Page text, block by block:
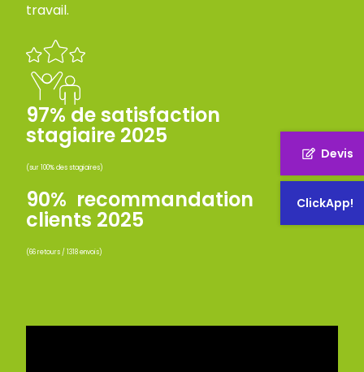
Devis
ClickApp!
travail.
97% de satisfaction
stagiaire 2025
(sur 100% des stagiaires)
90% recommandation
clients 2025
(66 retours / 1318 envois)